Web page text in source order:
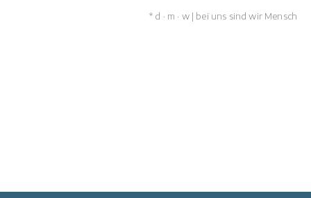
* d · m · w | bei uns sind wir Mensch